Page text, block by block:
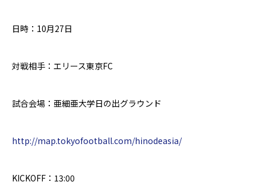
日時：10月27日
対戦相手：エリース東京FC
試合会場：亜細亜大学日の出グラウンド
http://map.tokyofootball.com/hinodeasia/
KICKOFF：13:00